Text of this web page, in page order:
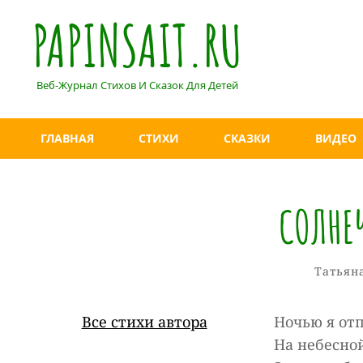
PAPINSAIT.RU
Веб-Журнал Стихов И Сказок Для Детей
ГЛАВНАЯ СТИХИ СКАЗКИ ВИДЕО
Все стихи автора
Ночью я
На